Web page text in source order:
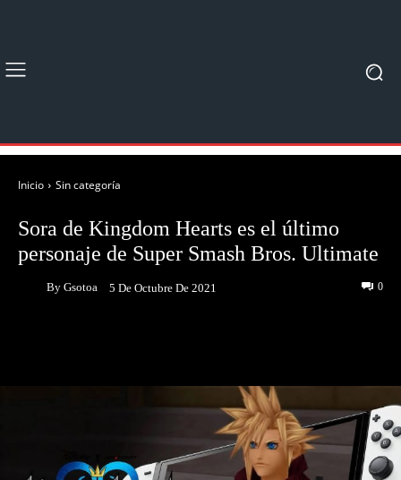
Inicio Sin categoría
Sora de Kingdom Hearts es el último
personaje de Super Smash Bros. Ultimate
By Gsotoa 5 De Octubre De 2021 0